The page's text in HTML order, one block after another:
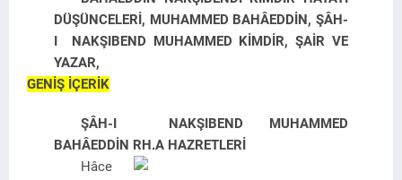
DÜŞÜNCELERİ, MUHAMMED BAHÂEDDİN, ŞÂH-
I NAKŞIBEND MUHAMMED KİMDİR, ŞAİR VE
YAZAR,
GENİŞ İÇERİK
ŞÂH-I NAKŞIBEND MUHAMMED
BAHÂEDDİN RH.A HAZRETLERİ
Hâce